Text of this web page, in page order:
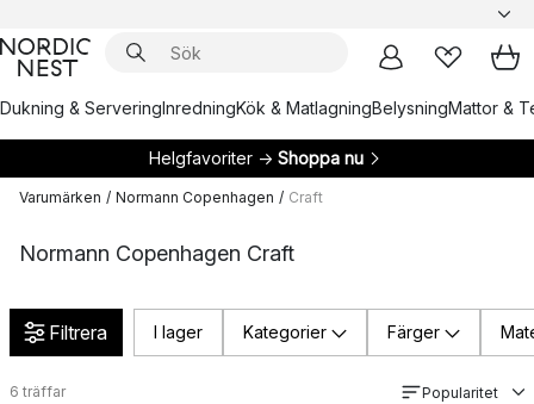
Dukning & ServeringInredningKök & MatlagningBelysningMattor &
Helgfavoriter → Shoppa nu
Varumärken / Normann Copenhagen / Craft
Normann Copenhagen Craft
Filtrera I lager Kategorier Färger
6 träffar Popularitet